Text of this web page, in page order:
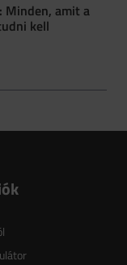
Minden, amit a
kell